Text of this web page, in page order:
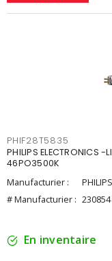
PHIF28T5835
PHILIPS ELECTRONICS
46PO3500K
Manufacturier :
# Manufacturier : 230854
En inventaire